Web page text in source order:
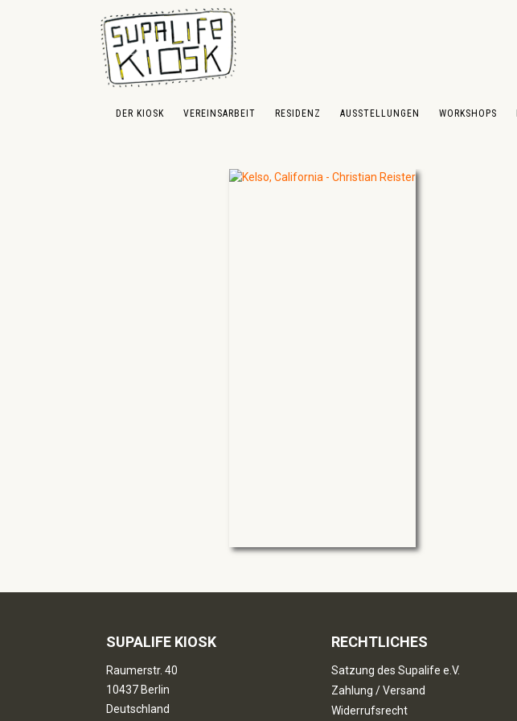
Hauptinhalt springen
Zur Suche springen
Zur Hauptnavigation springen
DER KIOSK VEREINSARBEIT RESIDENZ AUSSTELLUNGEN WORKSHOPS
SUPALIFE KIOSK
Raumerstr. 40
10437 Berlin
Deutschland
RECHTLICHES
Satzung des Supalife e.V.
Zahlung / Versand
Widerrufsrecht